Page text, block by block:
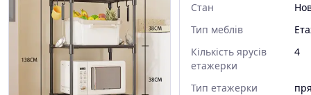
Стан
Тип меблів
Кількість ярусів
етажерки
4
Тип етажерки